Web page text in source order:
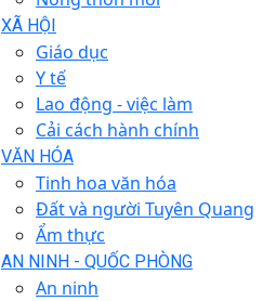
XÃ HỘI
Giáo dục
Y tế
Lao động - việc làm
Cải cách hành chính
VĂN HÓA
Tinh hoa văn hóa
Đất và người Tuyên Quang
Ẩm thực
AN NINH - QUỐC PHÒNG
An ninh